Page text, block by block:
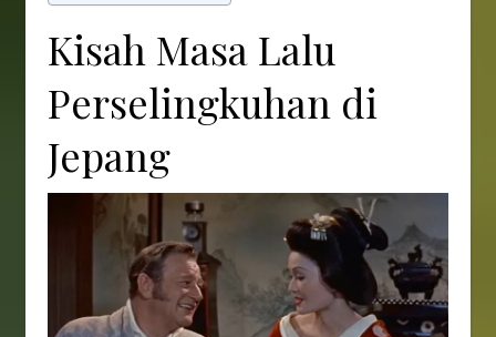
Kisah Masa Lalu
Perselingkuhan di
Jepang